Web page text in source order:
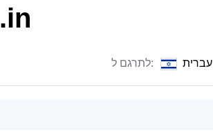
לתרגם ל: עברית